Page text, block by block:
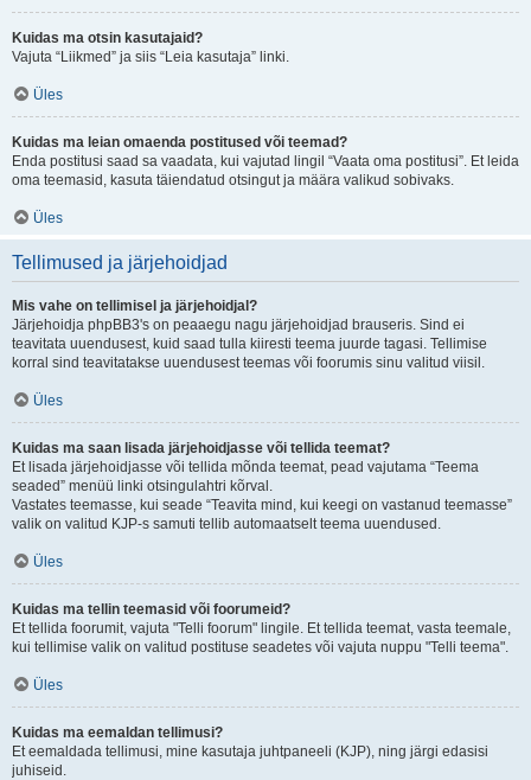
Kuidas ma otsin kasutajaid?
Vajuta “Liikmed” ja siis “Leia kasutaja” linki.
Üles
Kuidas ma leian omaenda postitused või teemad?
Enda postitusi saad sa vaadata, kui vajutad lingil “Vaata oma postitusi”. Et leida
oma teemasid, kasuta täiendatud otsingut ja määra valikud sobivaks.
Üles
Tellimused ja järjehoidjad
Mis vahe on tellimisel ja järjehoidjal?
Järjehoidja phpBB3's on peaaegu nagu järjehoidjad brauseris. Sind ei
teavitata uuendusest, kuid saad tulla kiiresti teema juurde tagasi. Tellimise
korral sind teavitatakse uuendusest teemas või foorumis sinu valitud viisil.
Üles
Kuidas ma saan lisada järjehoidjasse või tellida teemat?
Et lisada järjehoidjasse või tellida mõnda teemat, pead vajutama “Teema
seaded” menüü linki otsingulahtri kõrval.
Vastates teemasse, kui seade “Teavita mind, kui keegi on vastanud teemasse”
valik on valitud KJP-s samuti tellib automaatselt teema uuendused.
Üles
Kuidas ma tellin teemasid või foorumeid?
Et tellida foorumit, vajuta "Telli foorum" lingile. Et tellida teemat, vasta teemale,
kui tellimise valik on valitud postituse seadetes või vajuta nuppu "Telli teema".
Üles
Kuidas ma eemaldan tellimusi?
Et eemaldada tellimusi, mine kasutaja juhtpaneeli (KJP), ning järgi edasisi
juhiseid.